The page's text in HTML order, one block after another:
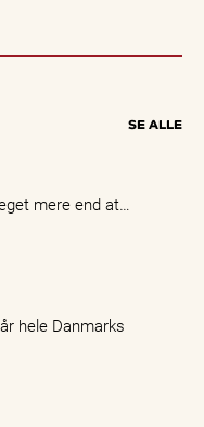
SE ALLE
mere end at…
hele Danmarks